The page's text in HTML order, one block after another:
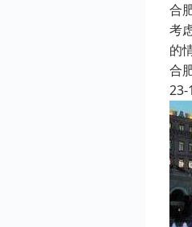
合
考
的
合
23-